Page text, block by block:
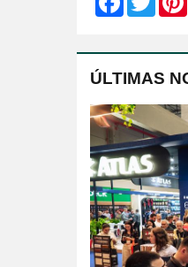
ÚLTIMAS